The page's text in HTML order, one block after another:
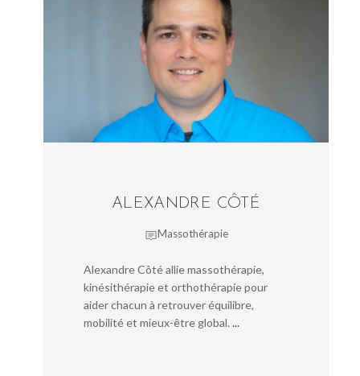
ALEXANDRE CÔTÉ
Massothérapie
Alexandre Côté allie massothérapie,
kinésithérapie et orthothérapie pour
aider chacun à retrouver équilibre,
mobilité et mieux-être global. ...